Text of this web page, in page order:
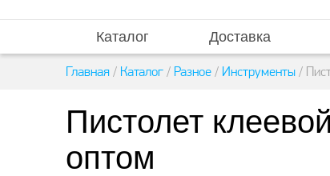
Каталог Доставка
Главная / Каталог / Разное / Инструменты /
Пистолет
оптом